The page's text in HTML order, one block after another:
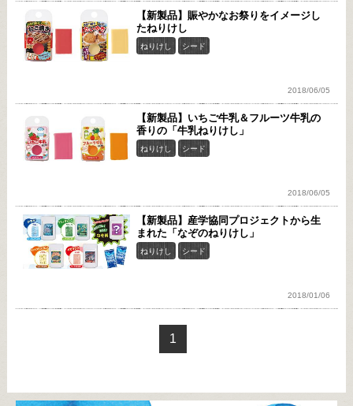
【新製品】賑やかなお祭りをイメージし
たねりけし
ねりけし シード
2018/06/05
【新製品】いちご牛乳＆フルーツ牛乳の
香りの「牛乳ねりけし」
ねりけし シード
2018/06/05
【新製品】産学協同プロジェクトから生
まれた「なぞのねりけし」
ねりけし シード
2018/01/06
1